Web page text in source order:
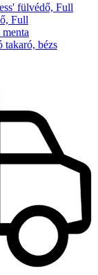
fülvédő, Full
Full
takaró, bézs